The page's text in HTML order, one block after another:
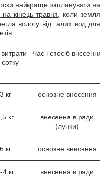
найкраще запланувати на
кінець травня , коли земля
вологу від талих вод для
Час і спосіб внесення
кг основне внесення
кг
внесення в ряди
(лунки)
кг основне внесення
4 кг
внесення в ряди